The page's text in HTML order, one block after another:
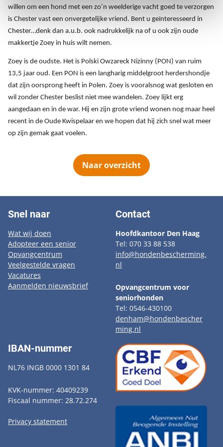
willen om een hond met een zo’n weelderige vacht goed te verzorgen
is Chester vast een onvergetelijke vriend. Bent u geïnteresseerd in
Chester…denk dan a.u.b. ook nadrukkelijk na of u ook zijn oude
makkertje Zoey in huis wilt nemen.
Zoey is de oudste. Het is Polski Owzareck Nizinny (PON) van ruim
13,5 jaar oud. Een PON is een langharig middelgroot herdershondje
dat zijn oorsprong heeft in Polen. Zoey is vooralsnog wat gesloten en
wil zonder Chester beslist niet mee wandelen. Zoey lijkt erg
aangedaan en in de war. Hij en zijn grote vriend wonen nog maar heel
recent in de Oude Kwispelaar en we hopen dat hij zich snel wat meer
op zijn gemak gaat voelen.
Naar overzicht
Snel naar
Wat wij doen
Adopteer een senior
Opvangcentrum
Veelgestelde vragen
Vacatures
Aanmelden nieuwsbrief
Contact
Hoofdkantoor Den Haag
Tel: 070 33 88 538
info@hondenbescherming.
nl
Opvangcentrum voor
seniorhonden
Tel: 0546-430100
denham@hondenbescher
ming.nl
IBAN-nummer
NL76 INGB 0000 1301 84
KVK-nummer: 40409239
Fiscaal nummer: 28.72.274
Privacy statement